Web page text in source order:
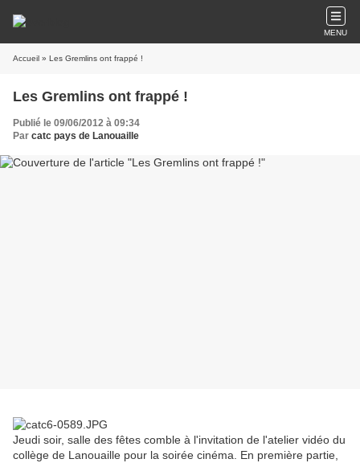
MENU
Accueil » Les Gremlins ont frappé !
Les Gremlins ont frappé !
Publié le 09/06/2012 à 09:34
Par catc pays de Lanouaille
Jeudi soir, salle des fêtes comble à l'invitation de l'atelier vidéo du
collège de Lanouaille pour la soirée cinéma. En première partie,